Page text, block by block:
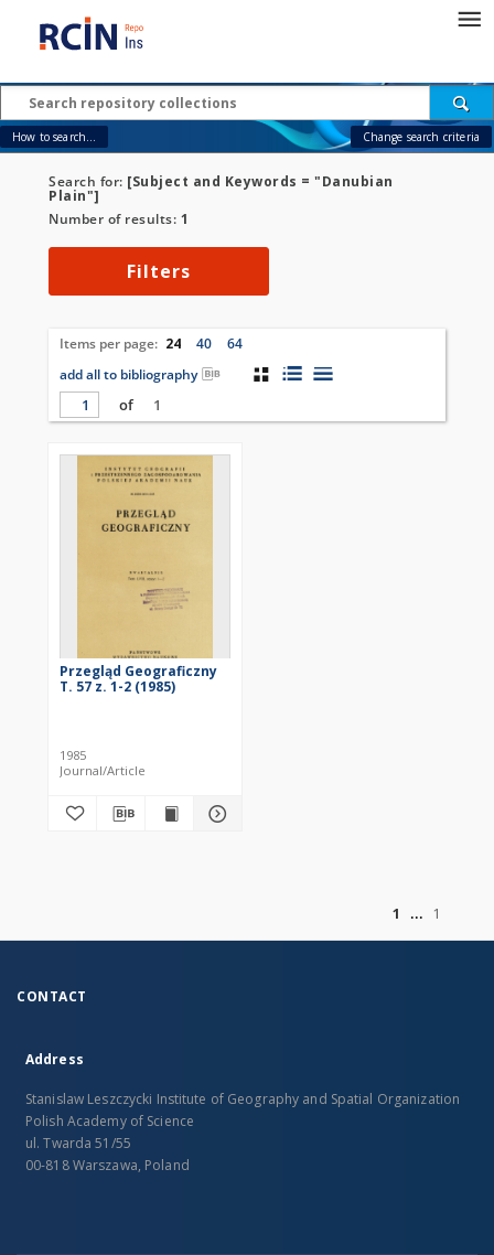
How to search... Change search criteria
Search for: [Subject and Keywords = "Danubian
Plain"]
Number of results: 1
Filters
Items per page: 24 40
64
add all to bibliography
of
1
Przegląd Geograficzny
T. 57 z. 1-2 (1985)
1985
Journal/Article
1
1
CONTACT
Address
Stanislaw Leszczycki Institute of Geography and Spatial Organization
Polish Academy of Science
ul. Twarda 51/55
00-818 Warszawa, Poland